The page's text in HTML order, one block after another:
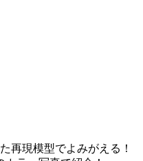
再現模型でよみがえる！